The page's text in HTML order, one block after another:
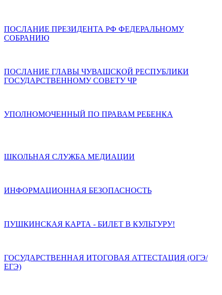
ПОСЛАНИЕ ПРЕЗИДЕНТА РФ ФЕДЕРАЛЬНОМУ
СОБРАНИЮ
ПОСЛАНИЕ ГЛАВЫ ЧУВАШСКОЙ РЕСПУБЛИКИ
ГОСУДАРСТВЕННОМУ СОВЕТУ ЧР
УПОЛНОМОЧЕННЫЙ ПО ПРАВАМ РЕБЕНКА
ШКОЛЬНАЯ СЛУЖБА МЕДИАЦИИ
ИНФОРМАЦИОННАЯ БЕЗОПАСНОСТЬ
ПУШКИНСКАЯ КАРТА - БИЛЕТ В КУЛЬТУРУ!
ГОСУДАРСТВЕННАЯ ИТОГОВАЯ АТТЕСТАЦИЯ (ОГЭ/
ЕГЭ)